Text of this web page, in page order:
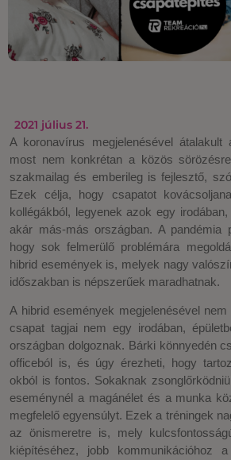
2021 július 21.
A koronavírus megjelenésével
most nem konkrétan a közös
szakmailag és emberileg is fejlesztő,
Ezek célja, hogy csapatot
kollégákból, legyenek azok egy
akár más-más országban. A pandémia
hogy sok felmerülő problémára
hibrid események is, melyek nagy
időszakban is népszerűek maradhatnak.
A hibrid események megjelenésével
csapat tagjai nem egy irodában,
országban dolgoznak. Bárki könnyedén
officeból is, és úgy érezheti, hogy
okból is fontos. Sokaknak
eseménynél a magánélet és a munka
megfelelő egyensúlyt. Ezek a tréningek
az önismeretre is, mely
kiépítéséhez, jobb kommunikációhoz